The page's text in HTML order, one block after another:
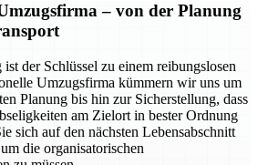
– von der Planung
der Schlüssel zu einem reibungslosen
Umzugsfirma kümmern wir uns um
Planung bis hin zur Sicherstellung, dass
am Zielort in bester Ordnung
sich auf den nächsten Lebensabschnitt
die organisatorischen